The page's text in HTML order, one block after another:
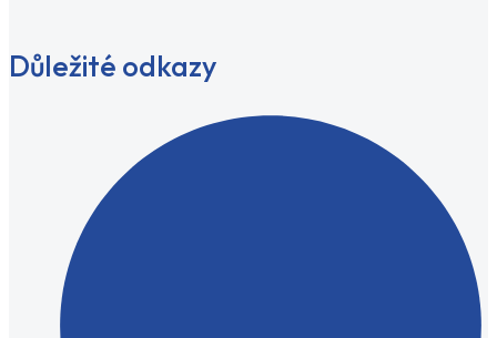
Důležité odkazy